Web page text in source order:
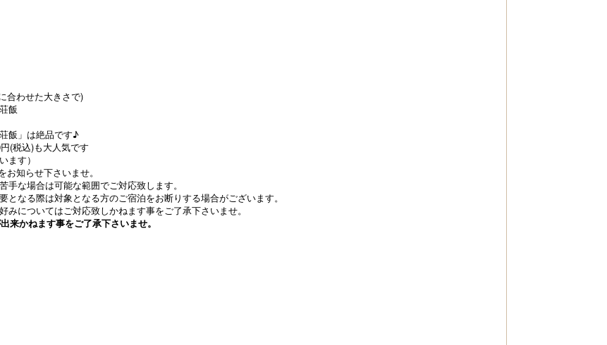
合わせた大きさで)
飯
飯」は絶品です♪
(税込)も大人気です
ます）
知らせ下さいませ。
な場合は可能な範囲でご対応致します。
なる際は対象となる方のご宿泊をお断りする場合がございます。
についてはご対応致しかねます事をご了承下さいませ。
来かねます事をご了承下さいませ。